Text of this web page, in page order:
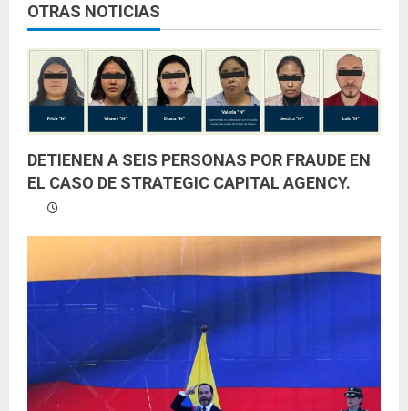
y
e
n
d
o
OTRAS NOTICIAS
DETIENEN A SEIS PERSONAS POR FRAUDE EN
EL CASO DE STRATEGIC CAPITAL AGENCY.